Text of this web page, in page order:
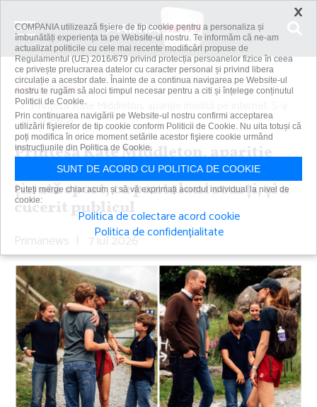
Acasă
Știri
Prinţesa Kate Middleton, apariţie inedită pe internet. S-a
afişat într-o...
Prinţesa Kate Middleton, apariţie
inedită pe internet. S-a afişat într-o
ţinută sport, cu pantaloni scurţi, şi a
cucerit publicul
Primanews | 7 iul 2026
×
COMPANIA utilizează fişiere de tip cookie pentru a personaliza și
îmbunătăți experiența ta pe Website-ul nostru. Te informăm că ne-am
actualizat politicile cu cele mai recente modificări propuse de
Regulamentul (UE) 2016/679 privind protecția persoanelor fizice în ceea
ce privește prelucrarea datelor cu caracter personal și privind libera
circulație a acestor date. Înainte de a continua navigarea pe Website-ul
nostru te rugăm să aloci timpul necesar pentru a citi și înțelege conținutul
Politicii de Cookie.
Prin continuarea navigării pe Website-ul nostru confirmi acceptarea
utilizării fişierelor de tip cookie conform Politicii de Cookie. Nu uita totuși că
poți modifica în orice moment setările acestor fişiere cookie urmând
instrucțiunile din Politica de Cookie.
SUNT DE ACORD CU POLITICA DE COOKIE
Puteți merge chiar acum și să vă exprimați acordul individual la nivel de
cookie:
Politica de colectare acord cookie
Politica de confidențialitate